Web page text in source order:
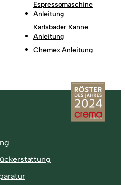
Espressomaschine
Anleitung
Karlsbader Kanne
Anleitung
Chemex Anleitung